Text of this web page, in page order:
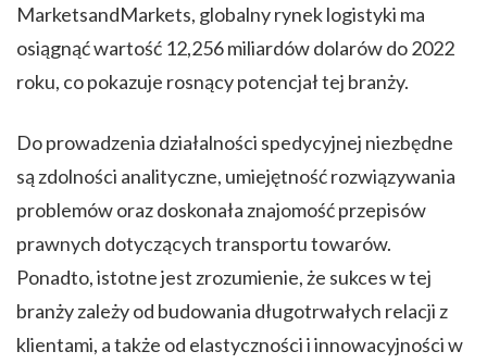
MarketsandMarkets, globalny rynek logistyki ma
osiągnąć wartość 12,256 miliardów dolarów do 2022
roku, co pokazuje rosnący potencjał tej branży.
Do prowadzenia działalności spedycyjnej niezbędne
są zdolności analityczne, umiejętność rozwiązywania
problemów oraz doskonała znajomość przepisów
prawnych dotyczących transportu towarów.
Ponadto, istotne jest zrozumienie, że sukces w tej
branży zależy od budowania długotrwałych relacji z
klientami, a także od elastyczności i innowacyjności w